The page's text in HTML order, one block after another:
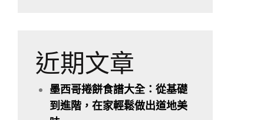
近期文章
墨西哥捲餅食譜大全：從基礎
到進階，在家輕鬆做出道地美